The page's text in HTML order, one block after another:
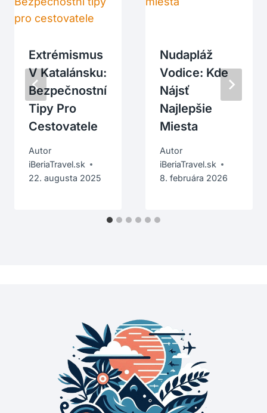
Extrémismus
V Katalánsku:
Bezpečnostní
Tipy Pro
Cestovatele
Autor
iBeriaTravel.sk
22. augusta 2025
Nudapláž
Vodice: Kde
Nájsť
Najlepšie
Miesta
Autor
iBeriaTravel.sk
8. februára 2026